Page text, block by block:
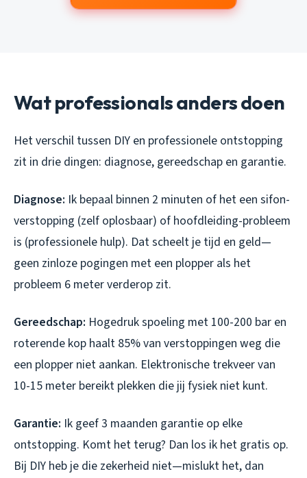
Wat professionals anders doen
Het verschil tussen DIY en professionele ontstopping
zit in drie dingen: diagnose, gereedschap en garantie.
Diagnose: Ik bepaal binnen 2 minuten of het een sifon-
verstopping (zelf oplosbaar) of hoofdleiding-probleem
is (professionele hulp). Dat scheelt je tijd en geld—
geen zinloze pogingen met een plopper als het
probleem 6 meter verderop zit.
Gereedschap: Hogedruk spoeling met 100-200 bar en
roterende kop haalt 85% van verstoppingen weg die
een plopper niet aankan. Elektronische trekveer van
10-15 meter bereikt plekken die jij fysiek niet kunt.
Garantie: Ik geef 3 maanden garantie op elke
ontstopping. Komt het terug? Dan los ik het gratis op.
Bij DIY heb je die zekerheid niet—mislukt het, dan